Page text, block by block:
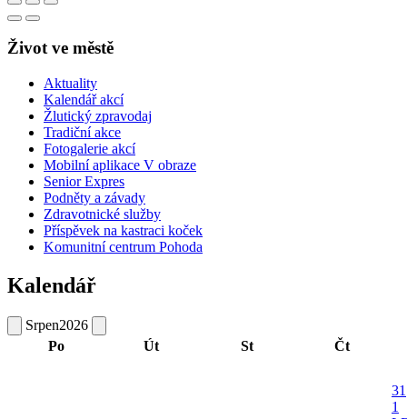
Život ve městě
Aktuality
Kalendář akcí
Žlutický zpravodaj
Tradiční akce
Fotogalerie akcí
Mobilní aplikace V obraze
Senior Expres
Podněty a závady
Zdravotnické služby
Příspěvek na kastraci koček
Komunitní centrum Pohoda
Kalendář
Srpen2026
Po
Út St Čt
31
1